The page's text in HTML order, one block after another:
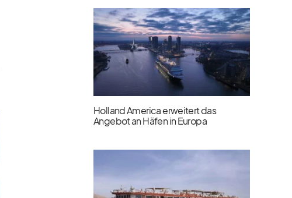
Holland America erweitert das
Angebot an Häfen in Europa